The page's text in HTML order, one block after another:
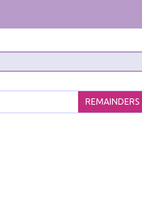
REMAINDERS
Allora
Sarai